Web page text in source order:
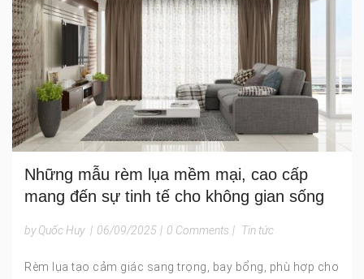
Những mẫu rèm lụa mềm mại, cao cấp
mang đến sự tinh tế cho không gian sống
by Quốc Huy | 06/09/2025 | 0 Comments | Tin tức
Rèm lụa tạo cảm giác sang trọng, bay bổng, phù hợp cho